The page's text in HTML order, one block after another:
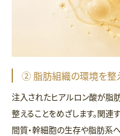
② 脂肪組織の環境を整
注入されたヒアルロン酸が脂
整えることをめざします。関
間質・幹細胞の生存や脂肪系